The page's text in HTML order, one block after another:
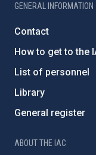
GENERAL INFORMATION
Contact
How to get to the
List of personnel
Library
General register
ABOUT THE IAC